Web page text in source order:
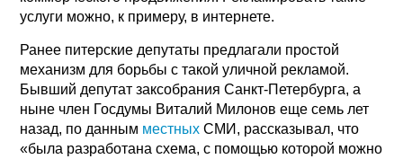
услуги можно, к примеру, в интернете.
Ранее питерские депутаты предлагали простой
механизм для борьбы с такой уличной рекламой.
Бывший депутат заксобрания Санкт-Петербурга, а
ныне член Госдумы Виталий Милонов еще семь лет
назад, по данным местных СМИ, рассказывал, что
«была разработана схема, с помощью которой можно